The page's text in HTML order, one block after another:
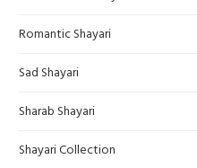
Romantic Shayari
Sad Shayari
Sharab Shayari
Shayari Collection